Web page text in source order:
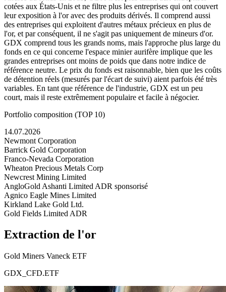
cotées aux États-Unis et ne filtre plus les entreprises qui ont couvert
leur exposition à l'or avec des produits dérivés. Il comprend aussi
des entreprises qui exploitent d'autres métaux précieux en plus de
l'or, et par conséquent, il ne s'agit pas uniquement de mineurs d'or.
GDX comprend tous les grands noms, mais l'approche plus large du
fonds en ce qui concerne l'espace minier aurifère implique que les
grandes entreprises ont moins de poids que dans notre indice de
référence neutre. Le prix du fonds est raisonnable, bien que les coûts
de détention réels (mesurés par l'écart de suivi) aient parfois été très
variables. En tant que référence de l'industrie, GDX est un peu
court, mais il reste extrêmement populaire et facile à négocier.
Portfolio composition (TOP 10)
14.07.2026
Newmont Corporation
Barrick Gold Corporation
Franco-Nevada Corporation
Wheaton Precious Metals Corp
Newcrest Mining Limited
AngloGold Ashanti Limited ADR sponsorisé
Agnico Eagle Mines Limited
Kirkland Lake Gold Ltd.
Gold Fields Limited ADR
Extraction de l'or
Gold Miners Vaneck ETF
GDX_CFD.ETF